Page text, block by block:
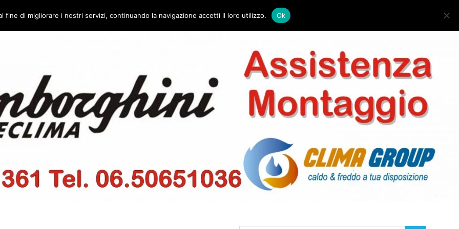
fine di migliorare i nostri servizi, continuando la navigazione accetti il loro utilizzo. Ok